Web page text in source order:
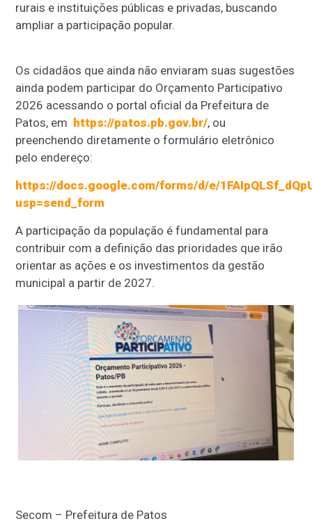
rurais e instituições públicas e privadas, buscando
ampliar a participação popular.
Os cidadãos que ainda não enviaram suas sugestões
ainda podem participar do Orçamento Participativo
2026 acessando o portal oficial da Prefeitura de
Patos, em https://patos.pb.gov.br/, ou
preenchendo diretamente o formulário eletrônico
pelo endereço:
https://docs.google.com/forms/d/e/
usp=send_form
A participação da população é fundamental para
contribuir com a definição das prioridades que irão
orientar as ações e os investimentos da gestão
municipal a partir de 2027.
Secom – Prefeitura de Patos